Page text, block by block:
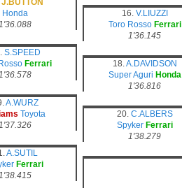
J.BUTTON
Honda
16. V.LIUZZI
Toro Rosso Ferrari
1'36.145
S.SPEED
Ferrari
18.A.DAVIDSON
Super Aguri Honda
1'36.816
A.WURZ
Toyota
20. C.ALBERS
Spyker Ferrari
1'38.279
A.SUTIL
Ferrari